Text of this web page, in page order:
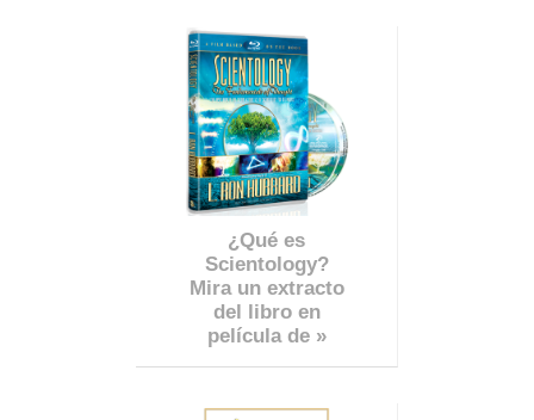
¿Qué es
Scientology?
Mira un extracto
del libro en
película de »